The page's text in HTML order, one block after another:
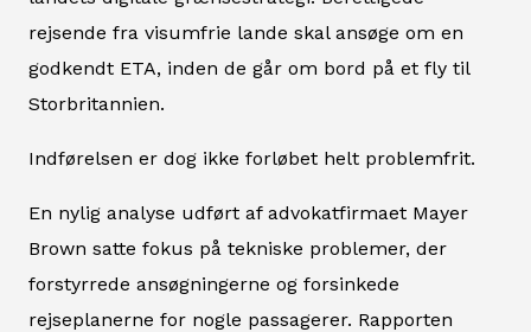
rejsende fra visumfrie lande skal ansøge om en
godkendt ETA, inden de går om bord på et fly til
Storbritannien.
Indførelsen er dog ikke forløbet helt problemfrit.
En nylig analyse udført af advokatfirmaet Mayer
Brown satte fokus på tekniske problemer, der
forstyrrede ansøgningerne og forsinkede
rejseplanerne for nogle passagerer. Rapporten